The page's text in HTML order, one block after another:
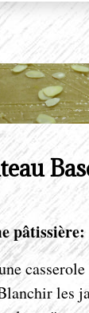
pâtissière:
les